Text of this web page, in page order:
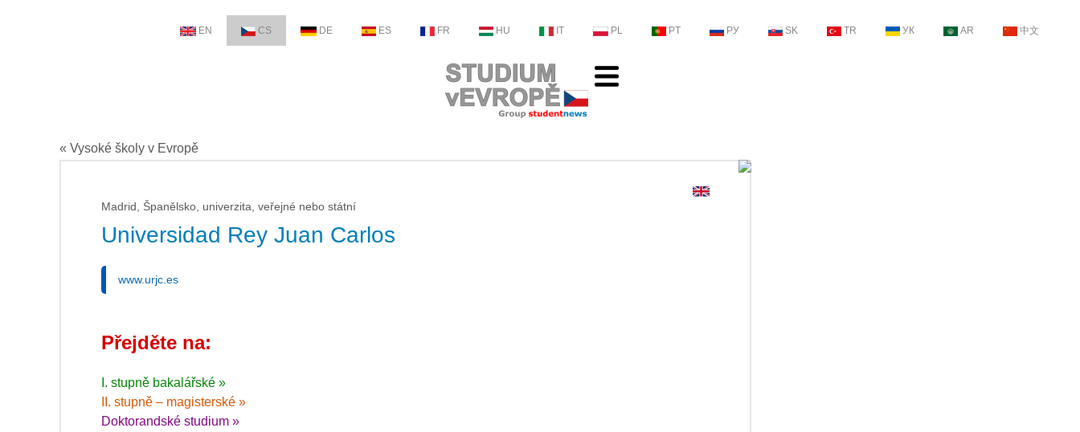
EN CS DE ES FR HU IT PL PT РУ SK TR УК AR 中文
« Vysoké školy v Evropě
Madrid, Španělsko, univerzita, veřejné nebo státní
Universidad Rey Juan Carlos
www.urjc.es
Přejděte na:
I. stupně bakalářské »
II. stupně – magisterské »
Doktorandské studium »